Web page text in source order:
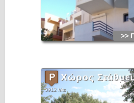
>>
Χώρος
3912 hits